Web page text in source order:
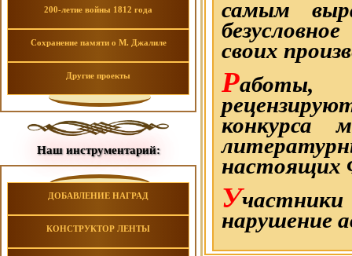
200-летие войны 1812 года
Сохранение памяти о М. Джалиле
Другие проекты
Наш инструментарий:
ДОБАВЛЕНИЕ НАГРАД
КОНСТРУКТОР ЛЕНТЫ
самым
своих
Работы,
конкурса
У
нарушение